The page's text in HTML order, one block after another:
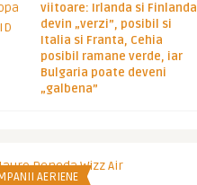
viitoare: Irlanda si Finlanda
devin „verzi”, posibil si
Italia si Franta, Cehia
posibil ramane verde, iar
Bulgaria poate deveni
„galbena”
AERIENE